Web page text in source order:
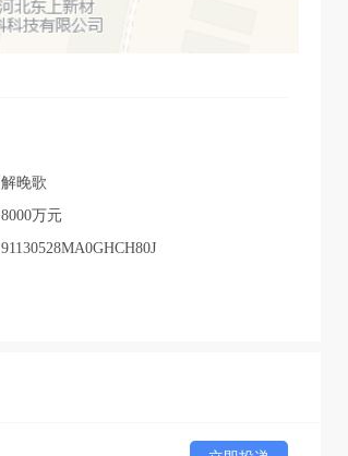
解晚歌
8000万元
91130528MA0GHCH80J